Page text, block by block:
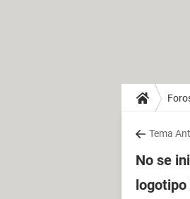
Tema
No se
logotipo